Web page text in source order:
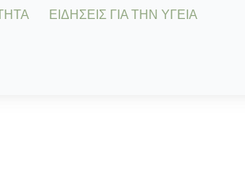
ΕΙΔΗΣΕΙΣ ΓΙΑ ΤΗΝ ΥΓΕΙΑ